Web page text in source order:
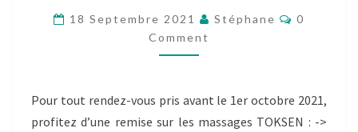
LE
MASSAGE
TOKSEN
18 Septembre 2021 Stéphane
0
Comment
Pour tout rendez-vous pris avant le 1er octobre 2021,
profitez d’une remise sur les massages TOKSEN : ->